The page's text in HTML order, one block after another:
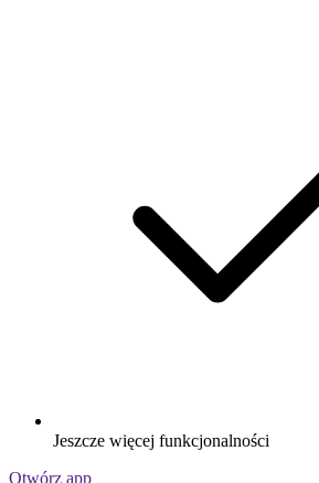
Jeszcze więcej funkcjonalności
Otwórz app